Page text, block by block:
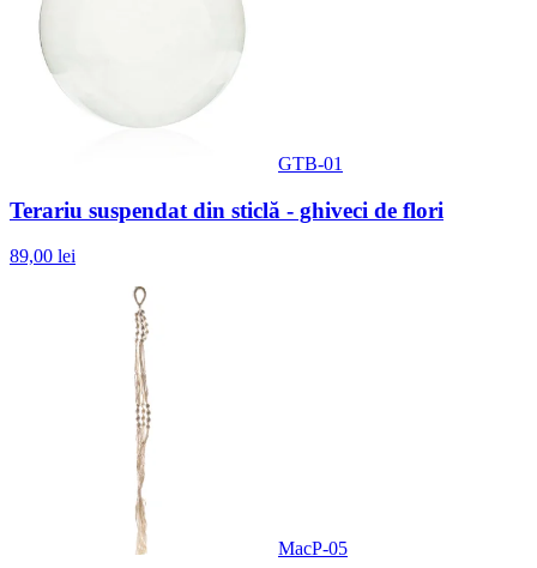
GTB-01
Terariu suspendat din sticlă - ghiveci de flori
89,00 lei
MacP-05